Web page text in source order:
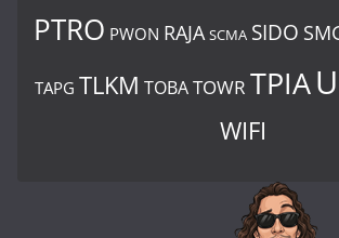
PTRO PWON RAJA SCMA SIDO
TAPG TLKM TOBATOWR TPIA
WIFI